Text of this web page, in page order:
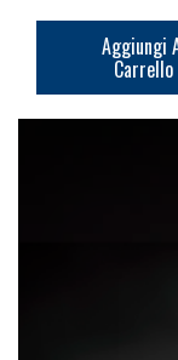
Aggiungi
Carrello